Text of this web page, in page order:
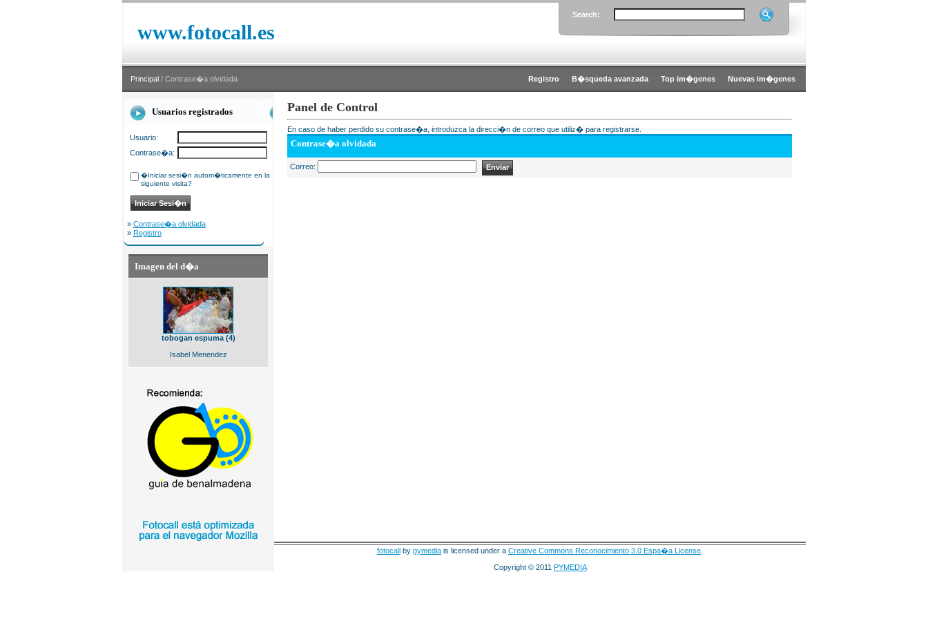
www.fotocall.es
Search:
Principal / Contrase�a olvidada Registro B�squeda avanzada Top im�genes Nuevas im�genes
Usuarios registrados
Usuario:
Contrase�a:
�Iniciar sesi�n autom�ticamente en la
siguiente visita?
» Contrase�a olvidada
» Registro
Imagen del d�a
tobogan espuma (4)
Isabel Menendez
Panel de Control
En caso de haber perdido su contrase�a, introduzca la direcci�n de correo que utiliz� para registrarse.
Contrase�a olvidada
Correo:
fotocall by pymedia is licensed under a Creative Commons Reconocimiento 3.0 Espa�a License
Copyright © 2011 PYMEDIA